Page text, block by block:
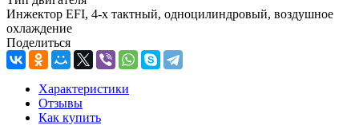
Инжектор EFI, 4-х тактный, одноцилиндровый, воздушное
охлаждение
Поделиться
Характеристики
Отзывы
Как купить